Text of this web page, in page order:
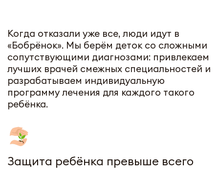
Когда отказали уже все, люди идут в
«Бобрёнок». Мы берём деток со сложными
сопутствующими диагнозами: привлекаем
лучших врачей смежных специальностей и
разрабатываем индивидуальную
программу лечения для каждого такого
ребёнка.
Защита ребёнка превыше всего